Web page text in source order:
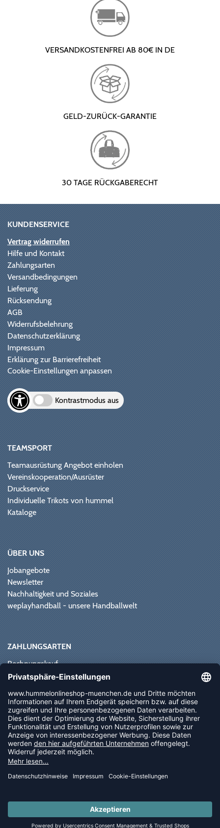
LAST PIECES: Bekleidung - Spare bis zu 65%
VERSANDKOSTENFREI AB 80€ IN DE
GELD-ZURÜCK-GARANTIE
30 TAGE RÜCKGABERECHT
KUNDENSERVICE
Vertrag widerrufen
Hilfe und Kontakt
Zahlungsarten
Versandbedingungen
Lieferung
Rücksendung
AGB
Widerrufsbelehrung
Datenschutzerklärung
Impressum
Erklärung zur Barrierefreiheit
Cookie-Einstellungen anpassen
Kontrastmodus aus
TEAMSPORT
Teamausrüstung Angebot einholen
Vereinskooperation/Ausrüster
Druckservice
Individuelle Trikots von hummel
Kataloge
ÜBER UNS
Jobangebote
Newsletter
Nachhaltigkeit und Soziales
weplayhandball - unsere Handballwelt
ZAHLUNGSARTEN
Rechnungskauf
Paypal
Vorkasse
Sofortüberweisung
NEWSLETTER